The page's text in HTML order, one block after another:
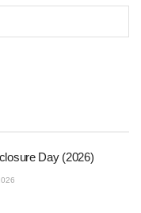
Day (2026)